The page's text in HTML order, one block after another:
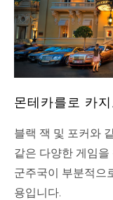
몬테카를로 카
블랙 잭 및 포커와
같은 다양한 게임
군주국이 부분적으
용입니다.